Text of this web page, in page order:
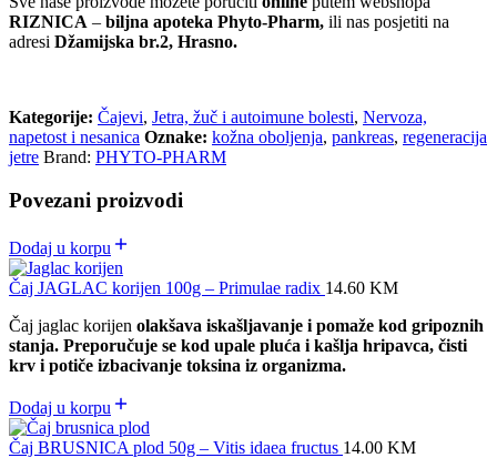
RIZNICA – biljna apoteka Phyto-Pharm, ili nas posjetiti na
adresi Džamijska br.2, Hrasno.
Kategorije: Čajevi, Jetra, žuč i autoimune bolesti, Nervoza,
napetost i nesanica Oznake: kožna oboljenja, pankreas, regeneracija
jetre Brand: PHYTO-PHARM
Povezani proizvodi
Dodaj u korpu
Čaj JAGLAC korijen 100g – Primulae radix 14.60 KM
Čaj jaglac korijen olakšava iskašljavanje i pomaže kod gripoznih
stanja. Preporučuje se kod upale pluća i kašlja hripavca, čisti
krv i potiče izbacivanje toksina iz organizma.
Dodaj u korpu
Čaj BRUSNICA plod 50g – Vitis idaea fructus 14.00 KM